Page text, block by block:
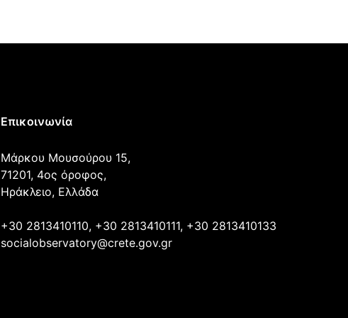
Επικοινωνία
Μάρκου Μουσούρου 15,
71201, 4ος όροφος,
Ηράκλειο, Ελλάδα
+30 2813410110, +30 2813410111, +30 2813410133
socialobservatory@crete.gov.gr